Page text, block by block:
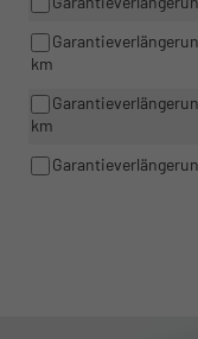
km
km